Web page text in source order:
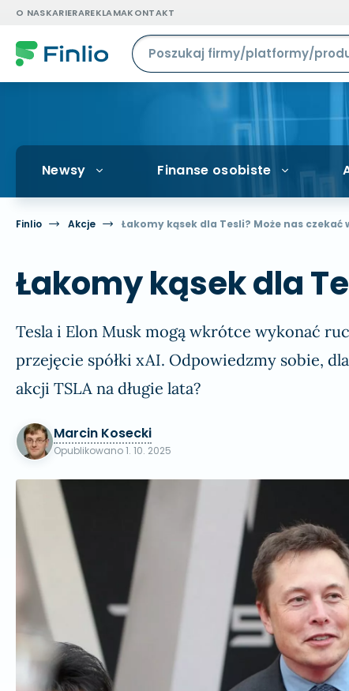
O NASKARIERAREKLAMAKONTAKT
Newsy Finanse osobiste
Finlio Akcje Łakomy kąsek dla Tesli? Może nas czekać
Łakomy kąsek dla
Tesla i Elon Musk mogą wkrótce wykonać
przejęcie spółki xAI. Odpowiedzmy sobie,
akcji TSLA na długie lata?
Marcin Kosecki
Opublikowano1. 10. 2025